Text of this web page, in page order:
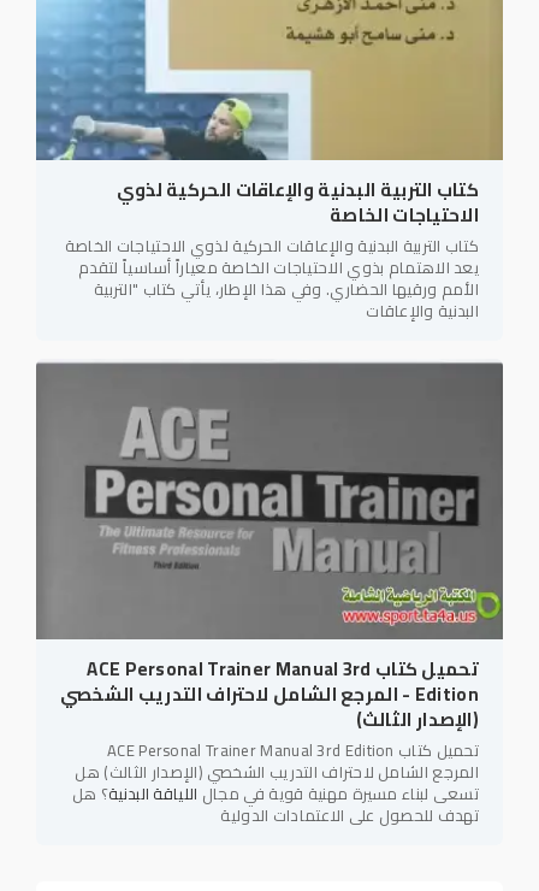
كتاب التربية البدنية والإعاقات الحركية لذوي
الاحتياجات الخاصة
كتاب التربية البدنية والإعاقات الحركية لذوي الاحتياجات الخاصة
يعد الاهتمام بذوي الاحتياجات الخاصة معياراً أساسياً لتقدم
الأمم ورقيها الحضاري. وفي هذا الإطار، يأتي كتاب "التربية
البدنية والإعاقات
تحميل كتاب ACE Personal Trainer Manual 3rd
Edition - المرجع الشامل لاحتراف التدريب الشخصي
(الإصدار الثالث)
تحميل كتاب ACE Personal Trainer Manual 3rd Edition
المرجع الشامل لاحتراف التدريب الشخصي (الإصدار الثالث) هل
تسعى لبناء مسيرة مهنية قوية في مجال اللياقة البدنية؟ هل
تهدف للحصول على الاعتمادات الدولية